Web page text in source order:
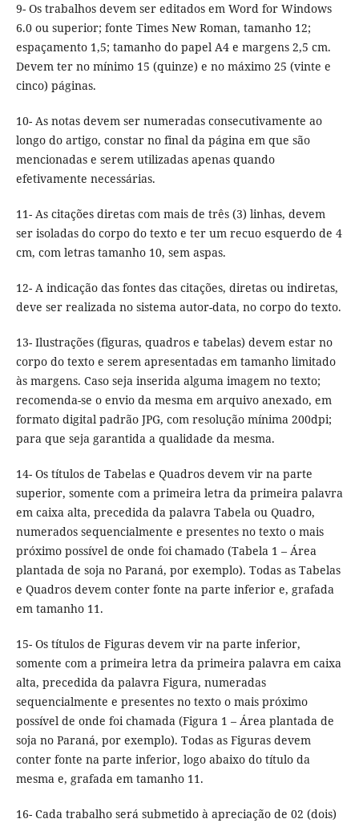
9- Os trabalhos devem ser editados em Word for Windows
6.0 ou superior; fonte Times New Roman, tamanho 12;
espaçamento 1,5; tamanho do papel A4 e margens 2,5 cm.
Devem ter no mínimo 15 (quinze) e no máximo 25 (vinte e
cinco) páginas.
10- As notas devem ser numeradas consecutivamente ao
longo do artigo, constar no final da página em que são
mencionadas e serem utilizadas apenas quando
efetivamente necessárias.
11- As citações diretas com mais de três (3) linhas, devem
ser isoladas do corpo do texto e ter um recuo esquerdo de 4
cm, com letras tamanho 10, sem aspas.
12- A indicação das fontes das citações, diretas ou indiretas,
deve ser realizada no sistema autor-data, no corpo do texto.
13- Ilustrações (figuras, quadros e tabelas) devem estar no
corpo do texto e serem apresentadas em tamanho limitado
às margens. Caso seja inserida alguma imagem no texto;
recomenda-se o envio da mesma em arquivo anexado, em
formato digital padrão JPG, com resolução mínima 200dpi;
para que seja garantida a qualidade da mesma.
14- Os títulos de Tabelas e Quadros devem vir na parte
superior, somente com a primeira letra da primeira palavra
em caixa alta, precedida da palavra Tabela ou Quadro,
numerados sequencialmente e presentes no texto o mais
próximo possível de onde foi chamado (Tabela 1 – Área
plantada de soja no Paraná, por exemplo). Todas as Tabelas
e Quadros devem conter fonte na parte inferior e, grafada
em tamanho 11.
15- Os títulos de Figuras devem vir na parte inferior,
somente com a primeira letra da primeira palavra em caixa
alta, precedida da palavra Figura, numeradas
sequencialmente e presentes no texto o mais próximo
possível de onde foi chamada (Figura 1 – Área plantada de
soja no Paraná, por exemplo). Todas as Figuras devem
conter fonte na parte inferior, logo abaixo do título da
mesma e, grafada em tamanho 11.
16- Cada trabalho será submetido à apreciação de 02 (dois)